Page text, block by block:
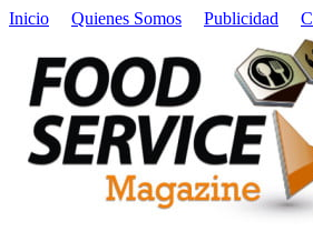
Inicio Quienes Somos Publicidad